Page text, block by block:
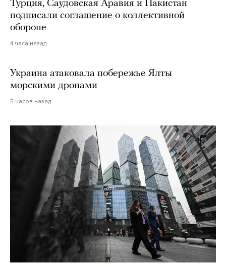
Турция, Саудовская Аравия и Пакистан
подписали соглашение о коллективной
обороне
4 часа назад
Украина атаковала побережье Ялты
морскими дронами
5 часов назад